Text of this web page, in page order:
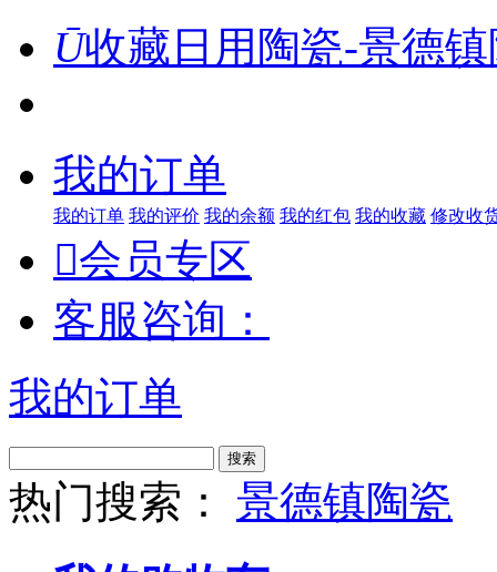
Ū收藏日用陶瓷-景德
我的订单
我的订单 我的评价 我的余额 我的红包 我的收藏 修改收
会员专区
客服咨询：
我的订单
搜索
热门搜索：
景德镇陶瓷